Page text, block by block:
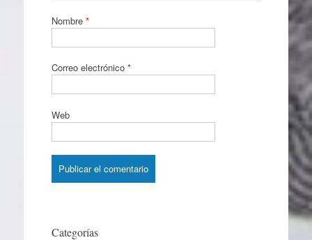
Nombre *
Correo electrónico *
Web
Categorías